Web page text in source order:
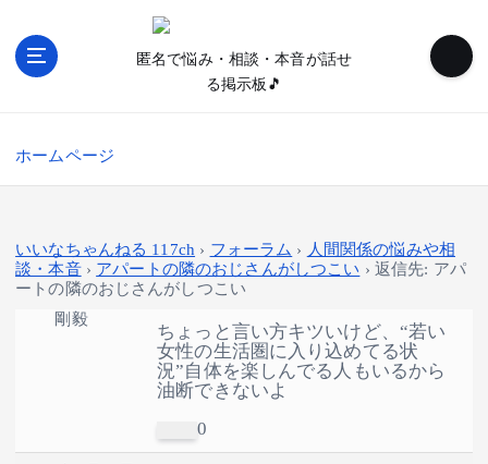
匿名で悩み・相談・本音が話せ
る掲示板🎵
ホームページ
いいなちゃんねる 117ch › フォーラム › 人間関係の悩みや相
談・本音 › アパートの隣のおじさんがしつこい › 返信先: アパ
ートの隣のおじさんがしつこい
剛毅
ちょっと言い方キツいけど、“若い
女性の生活圏に入り込めてる状
況”自体を楽しんでる人もいるから
油断できないよ
0